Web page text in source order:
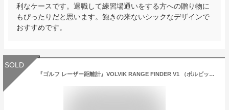
利なケースです。退職して練習場通いをする方への贈り物に
もぴったりだと思います。飽きの来ないシックなデザインで
おすすめです。
SOLD
『ゴルフ レーザー距離計』VOLVIK RANGE FINDER V1 （ボルビック）ゴルフ用品 ゴルフグッズ 距離 防水 計測器 距離測定器 レーザー 距離計測 距離計 ゴルフ 便利 グッズ ケース おしゃれ 【送料無料】